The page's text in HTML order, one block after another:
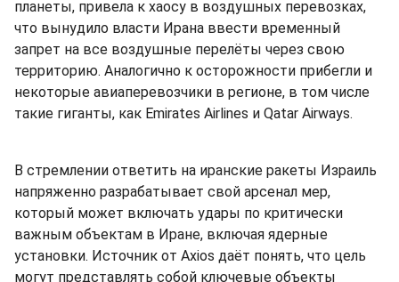
планеты, привела к хаосу в воздушных перевозках,
что вынудило власти Ирана ввести временный
запрет на все воздушные перелёты через свою
территорию. Аналогично к осторожности прибегли и
некоторые авиаперевозчики в регионе, в том числе
такие гиганты, как Emirates Airlines и Qatar Airways.
В стремлении ответить на иранские ракеты Израиль
напряженно разрабатывает свой арсенал мер,
который может включать удары по критически
важным объектам в Иране, включая ядерные
установки. Источник от Axios даёт понять, что цель
могут представлять собой ключевые объекты